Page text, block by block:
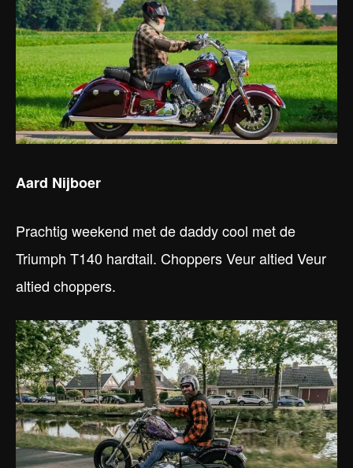
Aard Nijboer
Prachtig weekend met de daddy cool met de
Triumph T140 hardtail. Choppers Veur altied Veur
altied choppers.